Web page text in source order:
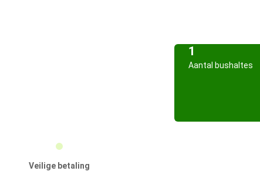
1
Aantal bushaltes
Veilige betaling